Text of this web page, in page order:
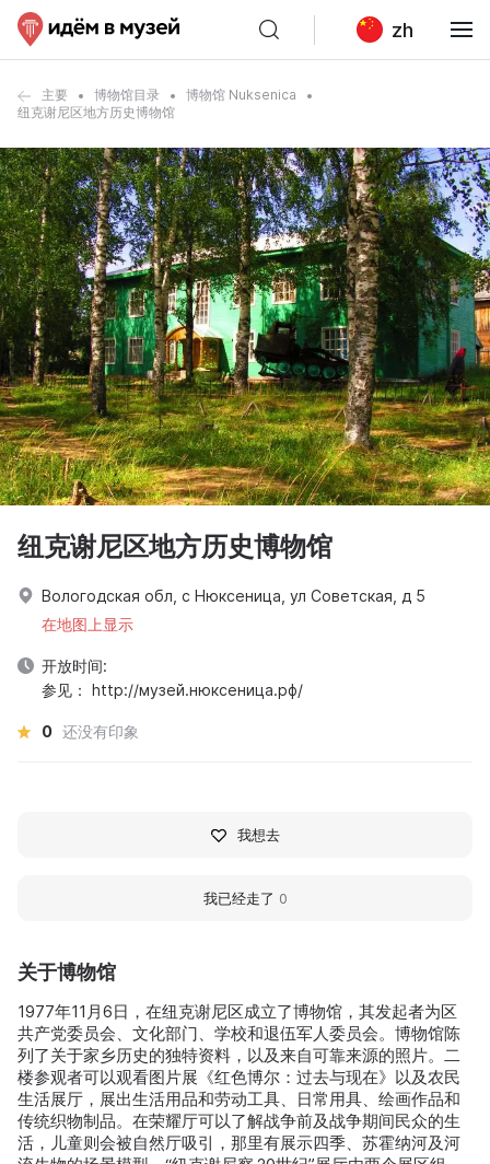
zh
主要 博物馆目录
博物馆 Nuksenica
纽克谢尼区地方历史博物馆
关于博物馆
1977年11月6日，在纽克谢尼区成立了博物馆，其发起者为区
共产党委员会、文化部门、学校和退伍军人委员会。博物馆陈
列了关于家乡历史的独特资料，以及来自可靠来源的照片。二
楼参观者可以观看图片展《红色博尔：过去与现在》以及农民
生活展厅，展出生活用品和劳动工具、日常用具、绘画作品和
传统织物制品。在荣耀厅可以了解战争前及战争期间民众的生
活，儿童则会被自然厅吸引，那里有展示四季、苏霍纳河及河
纽克谢尼区地方历史博物馆
Вологодская обл, с Нюксеница, ул Советская, д 5
在地图上显示
开放时间:
参见： http://музей.нюксеница.рф/
0 还没有印象
我想去
我已经走了 0